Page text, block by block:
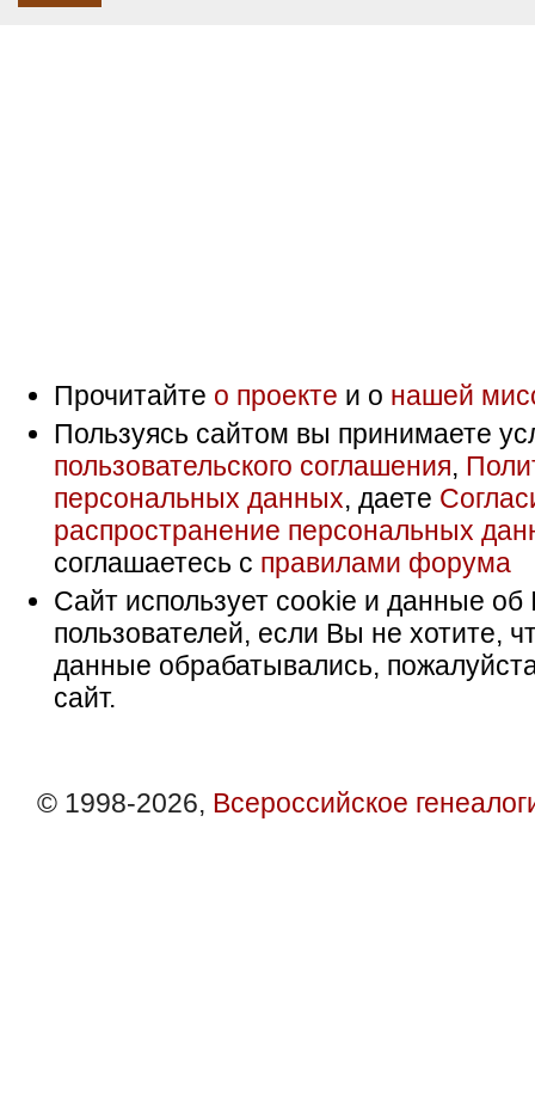
Прочитайте о проекте и о нашей
Пользуясь сайтом вы принимаете
пользовательского соглашения,
персональных данных, даете
распространение персональных
соглашаетесь с правилами форума
Сайт использует cookie и данные об
пользователей, если Вы не хотите,
данные обрабатывались,
сайт.
© 1998-2026, Всероссийское